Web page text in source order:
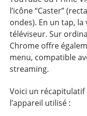
l’icône “Caster”
ondes). En un tap, la
téléviseur. Sur
Chrome offre
menu, compatible
streaming.
Voici un
l’appareil utilisé :